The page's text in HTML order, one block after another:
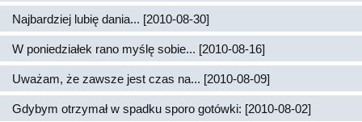
Najbardziej lubię dania... [2010-08-30]
W poniedziałek rano myślę sobie... [2010-08-16]
Uważam, że zawsze jest czas na... [2010-08-09]
Gdybym otrzymał w spadku sporo gotówki: [2010-08-02]